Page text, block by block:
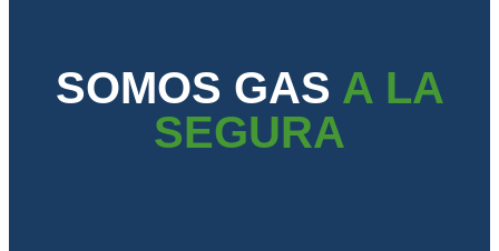
SOMOS GAS A LA
SEGURA